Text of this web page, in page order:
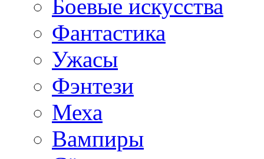
Боевые искусства
Фантастика
Ужасы
Фэнтези
Меха
Вампиры